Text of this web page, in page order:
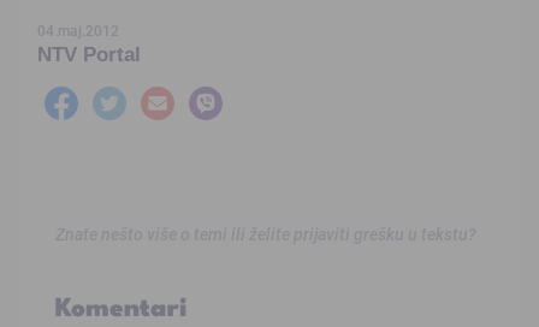
04.maj.2012
NTV Portal
Komentari